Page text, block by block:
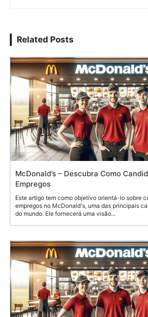
Related Posts
McDonald’s – Descubra Como
Empregos
Este artigo tem como objetivo orientá-lo sobre
empregos no McDonald's, uma das principais
do mundo. Ele fornecerá uma visão...